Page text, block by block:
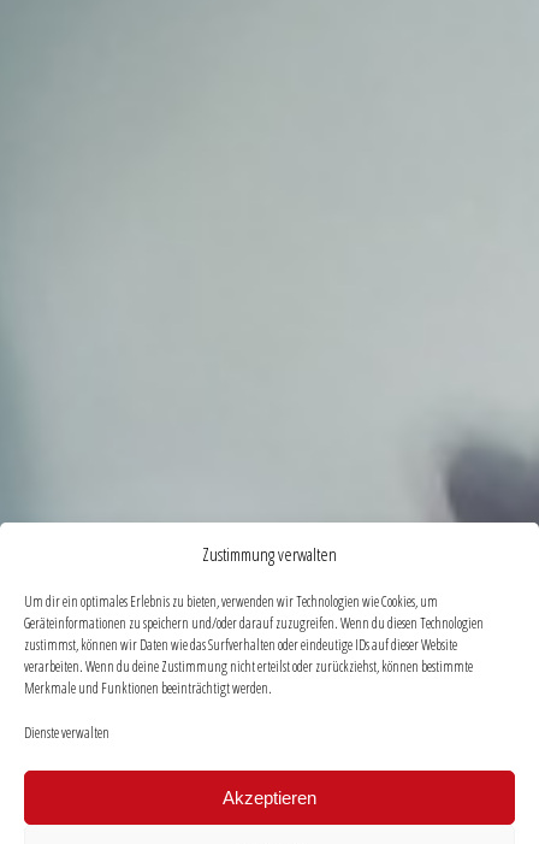
Zustimmung verwalten
Um dir ein optimales Erlebnis zu bieten, verwenden wir Technologien wie Cookies, um
Geräteinformationen zu speichern und/oder darauf zuzugreifen. Wenn du diesen Technologien
zustimmst, können wir Daten wie das Surfverhalten oder eindeutige IDs auf dieser Website
verarbeiten. Wenn du deine Zustimmung nicht erteilst oder zurückziehst, können bestimmte
Merkmale und Funktionen beeinträchtigt werden.
Dienste verwalten
Akzeptieren